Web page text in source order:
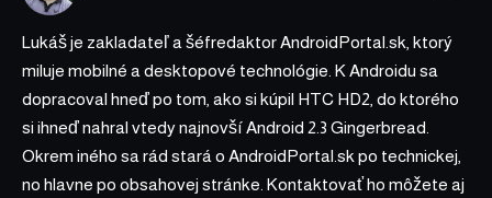
Lukáš je zakladateľ a šéfredaktor AndroidPortal.sk, ktorý
miluje mobilné a desktopové technológie. K Androidu sa
dopracoval hneď po tom, ako si kúpil HTC HD2, do ktorého
si ihneď nahral vtedy najnovší Android 2.3 Gingerbread.
Okrem iného sa rád stará o AndroidPortal.sk po technickej,
no hlavne po obsahovej stránke. Kontaktovať ho môžete aj